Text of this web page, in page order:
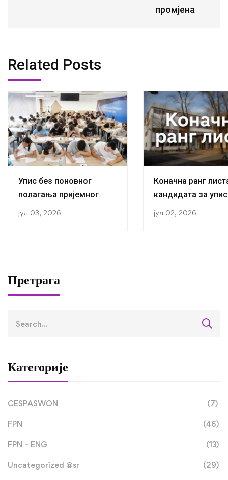
промјена
Related Posts
Упис без поновног
полагања пријемног
јул 03, 2026
Коначна ранг
кандидата за
јул 02, 2026
Претрага
Категорије
CESPASWON (7)
FPN (46)
FPN – ENG (13)
Uncategorized @sr (29)